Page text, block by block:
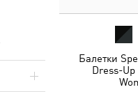
Балетки
Dress-Up